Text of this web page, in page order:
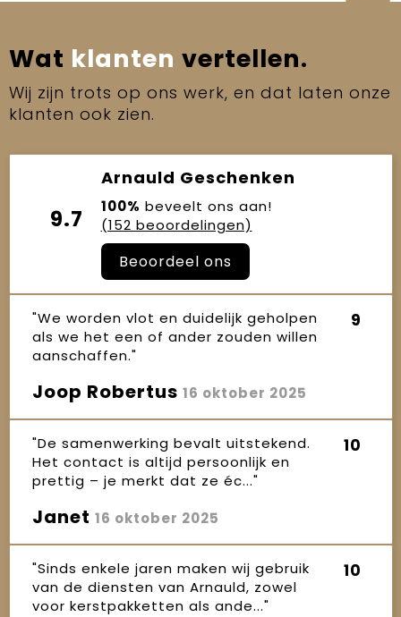
Wat klanten vertellen.
Wij zijn trots op ons werk, en dat laten onze
klanten ook zien.
9.7
Arnauld Geschenken
100% beveelt ons aan!
(152 beoordelingen)
Beoordeel ons
"We worden vlot en duidelijk geholpen
als we het een of ander zouden willen
aanschaffen."
9
Joop Robertus 16 oktober 2025
"De samenwerking bevalt uitstekend.
Het contact is altijd persoonlijk en
prettig – je merkt dat ze éc..."
10
Janet 16 oktober 2025
"Sinds enkele jaren maken wij gebruik
van de diensten van Arnauld, zowel
voor kerstpakketten als ande..."
10